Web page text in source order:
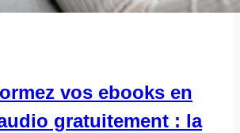
vos ebooks en
gratuitement : la